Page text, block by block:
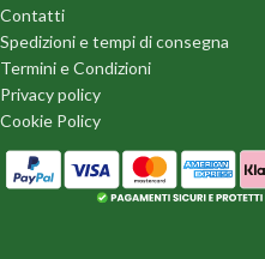
Contatti
Spedizioni e tempi di consegna
Termini e Condizioni
Privacy policy
Cookie Policy